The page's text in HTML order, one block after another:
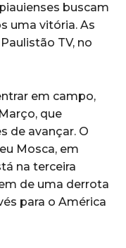
buscam
uma vitória. As
TV, no
em campo,
que
de avançar. O
Mosca, em
na terceira
de uma derrota
para o América